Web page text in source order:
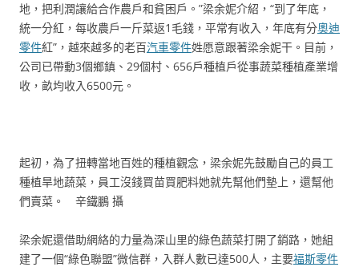
地，把利潤讓給合作農戶和貧困戶。”梁余妮介紹，“到了年底，
統一分紅，每收農戶一斤菜返1毛錢，平常有收入，年底有分奧迪
零件紅”，越來越多的老百汽車零件姓愿意跟著梁余妮干。目前，
公司已帶動3個鄉鎮、29個村、656戶種植戶從事蔬菜種植產業增
收，畝均收入6500元。
起初，為了扭轉當地百姓的種植觀念，梁余妮先鼓勵自己的員工
種植旱地蔬菜，員工沒錢買苗買肥料她就先幫他們墊上，還幫他
們賣菜。 辛鐵鵬 攝
梁余妮還借助網絡的力量為深山里的綠色蔬菜打開了銷路，她組
建了一個“綠色聯盟”微信群，入群人數已達500人，主要福斯零件